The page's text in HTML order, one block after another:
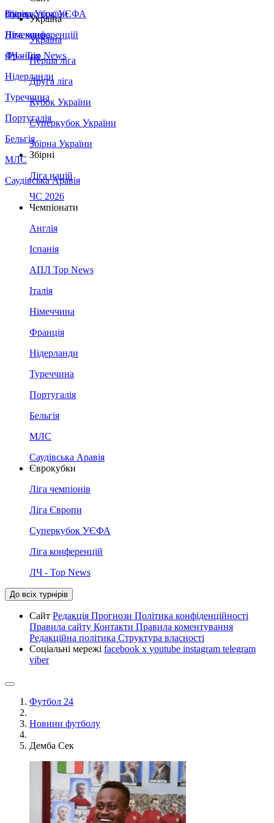
Збірна України
Італія
Німеччина
Франція
Нідерланди
Туреччина
Португалія
Бельгія
МЛС
Саудівська Аравія
Суперкубок УЄФА
Ліга конференцій
ЛЧ - Top News
Україна
Україна
Перша ліга
Друга ліга
Кубок України
Суперкубок України
Збірна України
Збірні
Ліга націй
ЧС 2026
Чемпіонати
Англія
Іспанія
АПЛ Top News
Італія
Німеччина
Франція
Нідерланди
Туреччина
Португалія
Бельгія
МЛС
Саудівська Аравія
Єврокубки
Ліга чемпіонів
Ліга Європи
Суперкубок УЄФА
Ліга конференцій
ЛЧ - Top News
До всіх турнірів
Сайт Редакція Прогнози Політика конфіденційності
Правила сайту Контакти Правила коментування
Редакційна політика Структура власності
Соціальні мережі facebook x youtube instagram telegram
viber
Футбол 24
Новини футболу
Демба Сек